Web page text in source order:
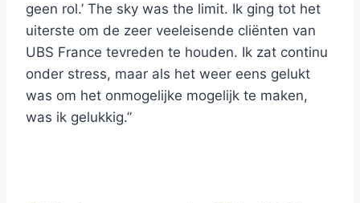
geen rol.’ The sky was the limit. Ik ging tot het
uiterste om de zeer veeleisende cliënten van
UBS France tevreden te houden. Ik zat continu
onder stress, maar als het weer eens gelukt
was om het onmogelijke mogelijk te maken,
was ik gelukkig.”